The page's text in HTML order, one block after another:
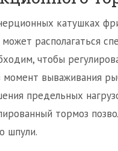
катушках
располагаться
чтобы
момент вываживания
предельных
тормоз
шпули.